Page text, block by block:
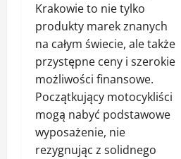
Krakowie to nie tylko
produkty marek znanych
na całym świecie, ale także
przystępne ceny i szerokie
możliwości finansowe.
Początkujący motocykliści
mogą nabyć podstawowe
wyposażenie, nie
rezygnując z solidnego